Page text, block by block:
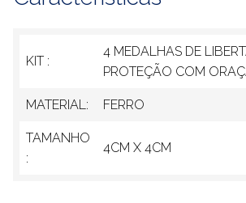
KIT :
4 MEDALHAS DE
PROTEÇÃO COM
MATERIAL: FERRO
TAMANHO
:
4CM X 4CM